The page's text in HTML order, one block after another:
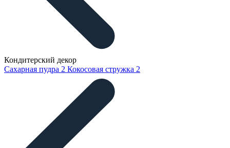
Кондитерский декор
Сахарная пудра 2 Кокосовая стружка 2